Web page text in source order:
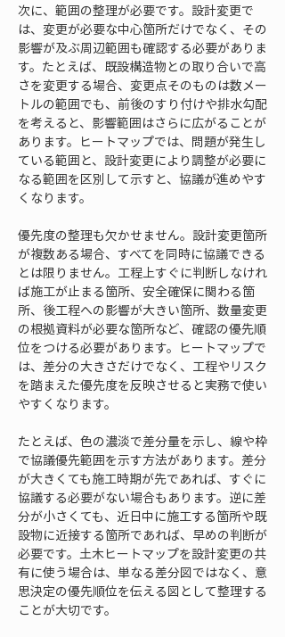
次に、範囲の整理が必要です。設計変更で
は、変更が必要な中心箇所だけでなく、その
影響が及ぶ周辺範囲も確認する必要がありま
す。たとえば、既設構造物との取り合いで高
さを変更する場合、変更点そのものは数メー
トルの範囲でも、前後のすり付けや排水勾配
を考えると、影響範囲はさらに広がることが
あります。ヒートマップでは、問題が発生し
ている範囲と、設計変更により調整が必要に
なる範囲を区別して示すと、協議が進めやす
くなります。
優先度の整理も欠かせません。設計変更箇所
が複数ある場合、すべてを同時に協議できる
とは限りません。工程上すぐに判断しなけれ
ば施工が止まる箇所、安全確保に関わる箇
所、後工程への影響が大きい箇所、数量変更
の根拠資料が必要な箇所など、確認の優先順
位をつける必要があります。ヒートマップで
は、差分の大きさだけでなく、工程やリスク
を踏まえた優先度を反映させると実務で使い
やすくなります。
たとえば、色の濃淡で差分量を示し、線や枠
で協議優先範囲を示す方法があります。差分
が大きくても施工時期が先であれば、すぐに
協議する必要がない場合もあります。逆に差
分が小さくても、近日中に施工する箇所や既
設物に近接する箇所であれば、早めの判断が
必要です。土木ヒートマップを設計変更の共
有に使う場合は、単なる差分図ではなく、意
思決定の優先順位を伝える図として整理する
ことが大切です。